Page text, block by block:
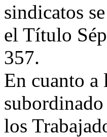
sindicatos
el Título
357.
En cuanto a
los